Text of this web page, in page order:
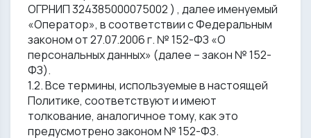
ОГРНИП 324385000075002 ) , далее именуемый
«Оператор», в соответствии с Федеральным
законом от 27.07.2006 г. № 152-ФЗ «О
персональных данных» (далее – закон № 152-
ФЗ).
1.2. Все термины, используемые в настоящей
Политике, соответствуют и имеют
толкование, аналогичное тому, как это
предусмотрено законом № 152-ФЗ.